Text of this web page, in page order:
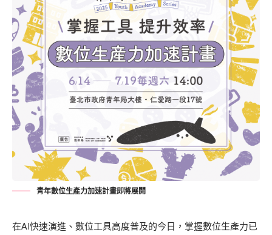
青年數位生產力加速計畫即將展開
在AI快速演進、數位工具高度普及的今日，掌握數位生產力已